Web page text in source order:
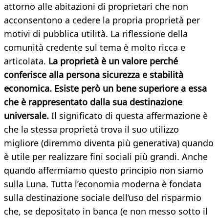
attorno alle abitazioni di proprietari che non
acconsentono a cedere la propria proprietà per
motivi di pubblica utilità. La riflessione della
comunità credente sul tema è molto ricca e
articolata. La proprietà è un valore perché
conferisce alla persona sicurezza e stabilità
economica. Esiste però un bene superiore a essa
che è rappresentato dalla sua destinazione
universale. Il significato di questa affermazione è
che la stessa proprietà trova il suo utilizzo
migliore (diremmo diventa più generativa) quando
è utile per realizzare fini sociali più grandi. Anche
quando affermiamo questo principio non siamo
sulla Luna. Tutta l’economia moderna è fondata
sulla destinazione sociale dell’uso del risparmio
che, se depositato in banca (e non messo sotto il